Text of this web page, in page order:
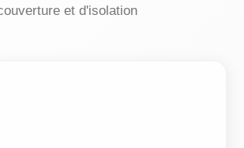
et d'isolation